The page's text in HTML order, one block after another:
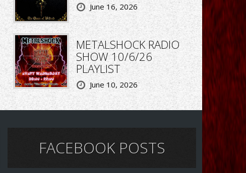
June 16, 2026
METALSHOCK RADIO
SHOW 10/6/26
PLAYLIST
June 10, 2026
FACEBOOK POSTS